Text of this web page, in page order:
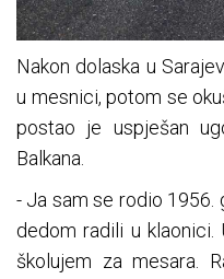
Nakon dolaska u
u mesnici, potom se
postao je uspješan
Balkana.
- Ja sam se rodio 1956.
dedom radili u
školujem za mesara.